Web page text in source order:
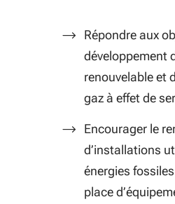
Répondre aux
développement
renouvelable et
gaz à effet de
Encourager le
d’installations
énergies
place